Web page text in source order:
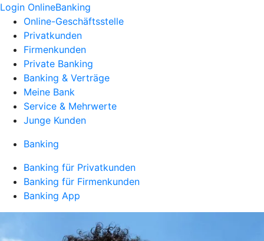
Login OnlineBanking
Online-Geschäftsstelle
Privatkunden
Firmenkunden
Private Banking
Banking & Verträge
Meine Bank
Service & Mehrwerte
Junge Kunden
Banking
Banking für Privatkunden
Banking für Firmenkunden
Banking App